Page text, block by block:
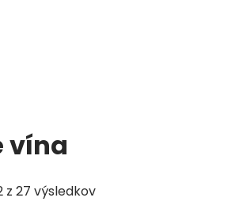
vína
z 27 výsledkovZoradené